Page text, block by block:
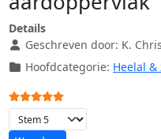
Details
Geschreven door: K.
Hoofdcategorie: Heelal
Gebruikerswaardering:
Voeg waardering toe